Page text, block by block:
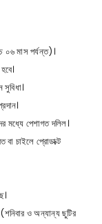
০৬ মাস পর্যন্ত)।
মধ্যে পেশাগত দলিল।
বা চাইলে প্রোডাক্ট
ও অন্যান্য ছুটির